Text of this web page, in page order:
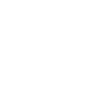
механічних